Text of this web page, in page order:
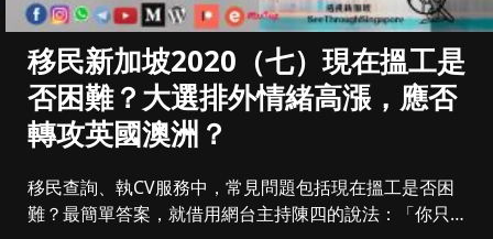
移民新加坡2020（七）現在搵工是
否困難？大選排外情緒高漲，應否
轉攻英國澳洲？
移民查詢、執CV服務中，常見問題包括現在搵工是否困
難？最簡單答案，就借用網台主持陳四的說法：「你只要